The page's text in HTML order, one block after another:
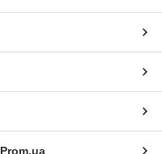
Prom.ua